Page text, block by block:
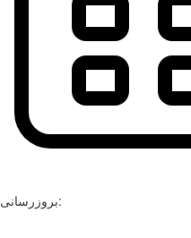
بروزرسانی: